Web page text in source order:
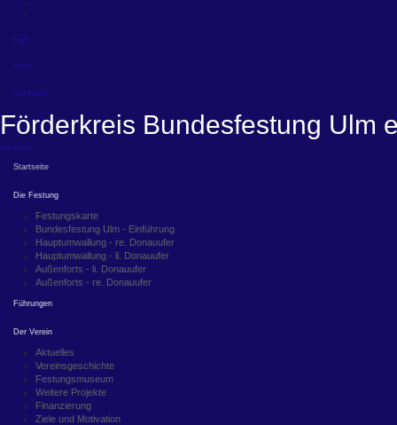
Login
Suche
Impressum
Förderkreis Bundesfestung Ulm
Navigation
Startseite
Die Festung
Festungskarte
Bundesfestung Ulm - Einführung
Hauptumwallung - re. Donauufer
Hauptumwallung - li. Donauufer
Außenforts - li. Donauufer
Außenforts - re. Donauufer
Führungen
Der Verein
Aktuelles
Vereinsgeschichte
Festungsmuseum
Weitere Projekte
Finanzierung
Ziele und Motivation